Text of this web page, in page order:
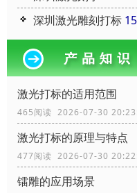
深圳激光雕刻打标
激光打标的适用范围
465阅读 2026-07-30
激光打标的原理与特点
477阅读 2026-07-30
镭雕的应用场景